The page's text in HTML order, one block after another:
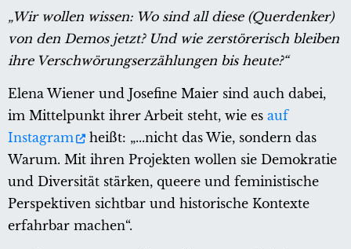
„Wir wollen wissen: Wo sind all diese (Querdenker)
von den Demos jetzt? Und wie zerstörerisch bleiben
ihre Verschwörungserzählungen bis heute?“
Elena Wiener und Josefine Maier sind auch dabei,
im Mittelpunkt ihrer Arbeit steht, wie es auf
Instagram
heißt: „...nicht das Wie, sondern das
Warum. Mit ihren Projekten wollen sie Demokratie
und Diversität stärken, queere und feministische
Perspektiven sichtbar und historische Kontexte
erfahrbar machen“.